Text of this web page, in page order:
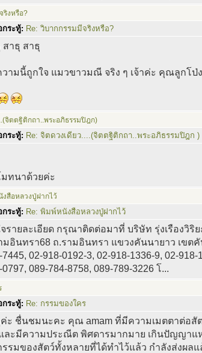
ริงหรือ?
ระทู้: Re: วิบากกรรมมีจริงหรือ?
สาธุ สาธุ
ามนี้ถูกใจ แมวขาวมณี จริง ๆ เจ้าค่ะ คุณลูกโป่ง
จิตตฐิติกถา..พระอภิธรรมปิฎก)
ระทู้: Re: จิตดวงเดียว....(จิตตฐิติกถา..พระอภิธรรมปิฎก )
ทนาด้วยค่ะ
สือหลวงปู่ฝากไว้
ระทู้: Re: พิมพ์หนังสือหลวงปู่ฝากไว้
รายละเอียด กรุณาติดต่อมาที่ บริษัท รุ่งเรืองวิ
มอินทรา68 ถ.รามอินทรา แขวงคันนายาว เขต
7445, 02-918-0192-3, 02-918-1336-9, 02-
0797, 089-784-8758, 089-789-3226 โ...
ระทู้: Re: กรรมของใคร
ะ ชื่นชมนะคะ คุณ amam ที่มีความเมตตาต่อสั
ละมีความประณีต พิศดารมากมาย เกินปัญญาแ
รรมของสัตว์ทั้งหลายที่ได้ทำไว้แล้ว กำลังส่งผล